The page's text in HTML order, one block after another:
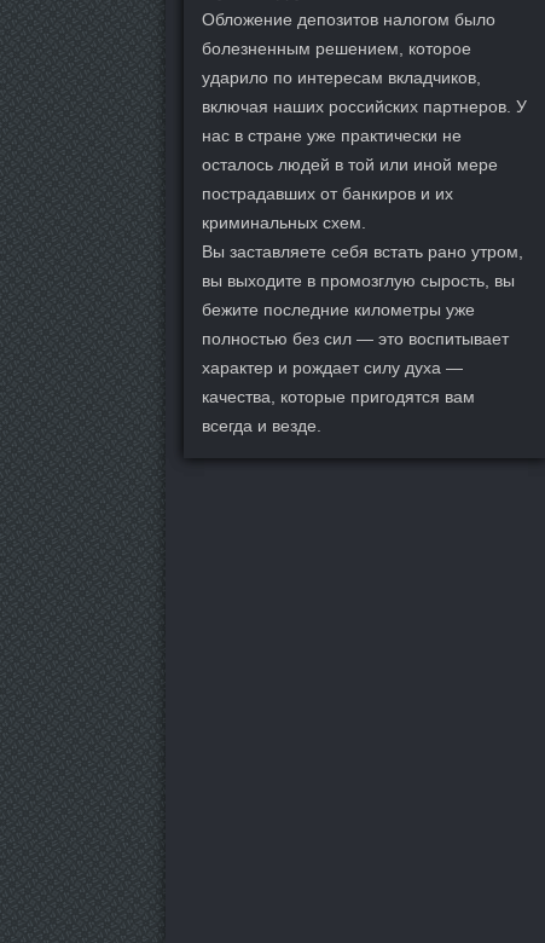
Обложение депозитов налогом было
болезненным решением, которое
ударило по интересам вкладчиков,
включая наших российских партнеров. У
нас в стране уже практически не
осталось людей в той или иной мере
пострадавших от банкиров и их
криминальных схем.
Вы заставляете себя встать рано утром,
вы выходите в промозглую сырость, вы
бежите последние километры уже
полностью без сил — это воспитывает
характер и рождает силу духа —
качества, которые пригодятся вам
всегда и везде.